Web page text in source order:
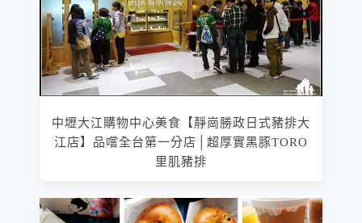
中壢大江購物中心美食【靜崗勝政日式豬排大
江店】品嚐全台第一分店│超厚實黑豚TORO
里肌豬排